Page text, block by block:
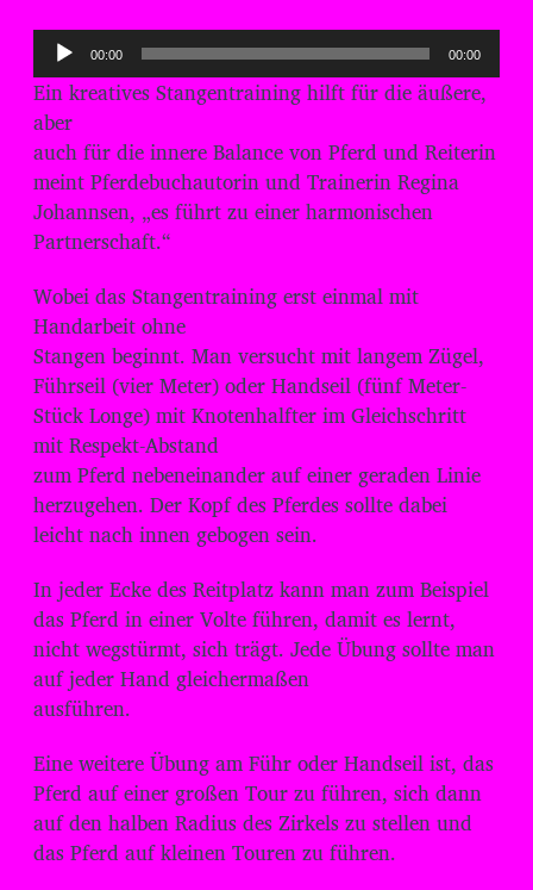
u
d
i
o
-
P
a
y
e
r
00:00 00:00
Ein kreatives Stangentraining hilft für die äußere,
aber
auch für die innere Balance von Pferd und Reiterin
meint Pferdebuchautorin und Trainerin Regina
Johannsen, „es führt zu einer harmonischen
Partnerschaft.“
Wobei das Stangentraining erst einmal mit
Handarbeit ohne
Stangen beginnt. Man versucht mit langem Zügel,
Führseil (vier Meter) oder Handseil (fünf Meter-
Stück Longe) mit Knotenhalfter im Gleichschritt
mit Respekt-Abstand
zum Pferd nebeneinander auf einer geraden Linie
herzugehen. Der Kopf des Pferdes sollte dabei
leicht nach innen gebogen sein.
In jeder Ecke des Reitplatz kann man zum Beispiel
das Pferd in einer Volte führen, damit es lernt,
nicht wegstürmt, sich trägt. Jede Übung sollte man
auf jeder Hand gleichermaßen
ausführen.
Eine weitere Übung am Führ oder Handseil ist, das
Pferd auf einer großen Tour zu führen, sich dann
auf den halben Radius des Zirkels zu stellen und
das Pferd auf kleinen Touren zu führen.